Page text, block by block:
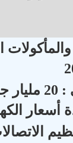
مسؤول حكومي :
أسعار